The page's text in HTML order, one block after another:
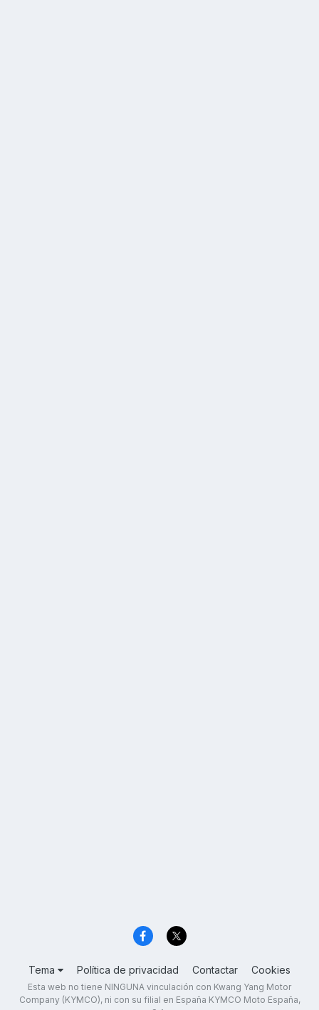
Tema Política de privacidad Contactar Cookies
Esta web no tiene NINGUNA vinculación con Kwang Yang Motor
Company (KYMCO), ni con su filial en España KYMCO Moto España,